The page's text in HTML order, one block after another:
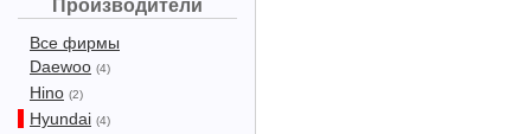
Производители
Все фирмы
Daewoo (4)
Hino (2)
Hyundai (4)